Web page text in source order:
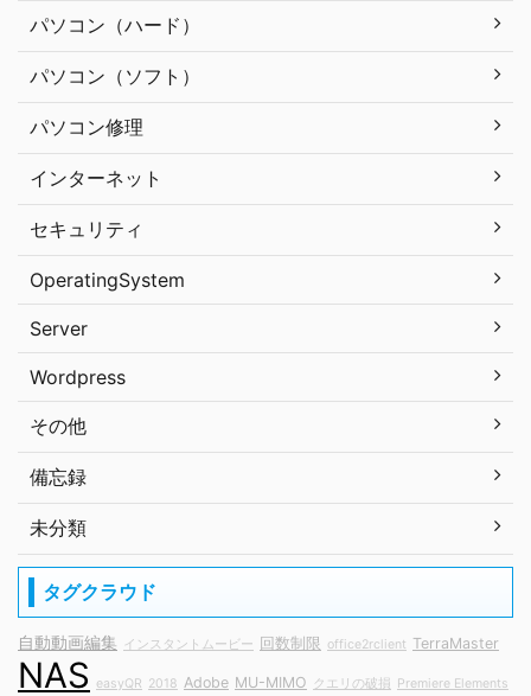
パソコン（ハード）
パソコン（ソフト）
パソコン修理
インターネット
セキュリティ
OperatingSystem
Server
Wordpress
その他
備忘録
未分類
タグクラウド
自動動画編集 インスタントムービー 回数制限 office2rclient TerraMaster
NAS easyQR 2018 Adobe MU-MIMO クエリの破損 Premiere Elements